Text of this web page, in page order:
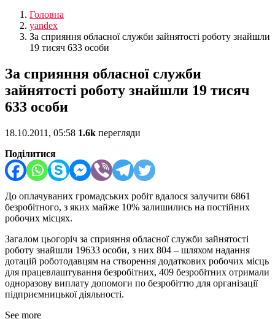
Головна
yandex
За сприяння обласної служби зайнятості роботу знайшли
19 тисяч 633 особи
За сприяння обласної служби
зайнятості роботу знайшли 19 тисяч
633 особи
18.10.2011, 05:58 1.6k перегляди
Поділитися
До оплачуваних громадських робіт вдалося залучити 6861
безробітного, з яких майже 10% залишились на постійних
робочих місцях.
Загалом цьогоріч за сприяння обласної служби зайнятості
роботу знайшли 19633 особи, з них 804 – шляхом надання
дотацій роботодавцям на створення додаткових робочих місць
для працевлаштування безробітних, 409 безробітних отримали
одноразову виплату допомоги по безробіттю для організації
підприємницької діяльності.
See more